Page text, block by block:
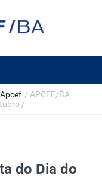
/ APCEF/BA
/
do Dia do